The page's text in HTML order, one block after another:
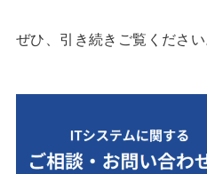
ぜひ、引き続きご覧ください